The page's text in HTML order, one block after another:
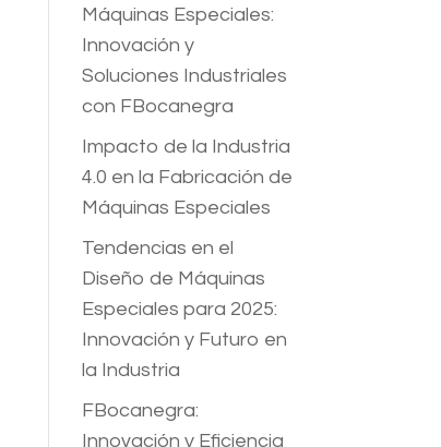
Máquinas Especiales:
Innovación y
Soluciones Industriales
con FBocanegra
Impacto de la Industria
4.0 en la Fabricación de
Máquinas Especiales
Tendencias en el
Diseño de Máquinas
Especiales para 2025:
Innovación y Futuro en
la Industria
FBocanegra:
Innovación y Eficiencia